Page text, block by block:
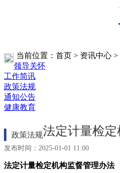
当前位置：首页 > 资讯中心
领导关怀
工作简讯
政策法规
通知公告
健康教育
政策法规法定计量检
发布时间：2025-01-01 11:00
法定计量检定机构监督管理办法